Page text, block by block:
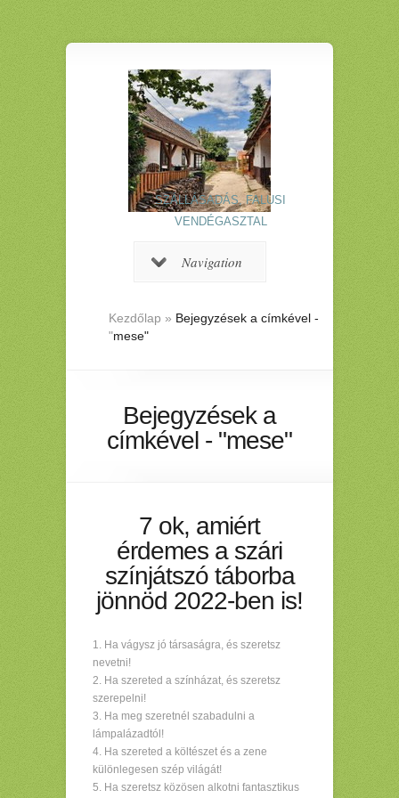
SZÁLLÁSADÁS, FALUSI
VENDÉGASZTAL
Navigation
Kezdőlap » Bejegyzések a címkével -
"mese"
Bejegyzések a
címkével - "mese"
7 ok, amiért
érdemes a szári
színjátszó táborba
jönnöd 2022-ben is!
Ha vágysz jó társaságra, és szeretsz
nevetni!
Ha szereted a színházat, és szeretsz
szerepelni!
Ha meg szeretnél szabadulni a
lámpalázadtól!
Ha szereted a költészet és a zene
különlegesen szép világát!
Ha szeretsz közösen alkotni fantasztikus